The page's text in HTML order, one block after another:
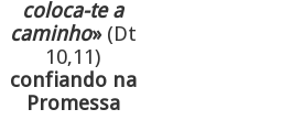
coloca-te a
caminho»(Dt
10,11)
confiando na
Promessa